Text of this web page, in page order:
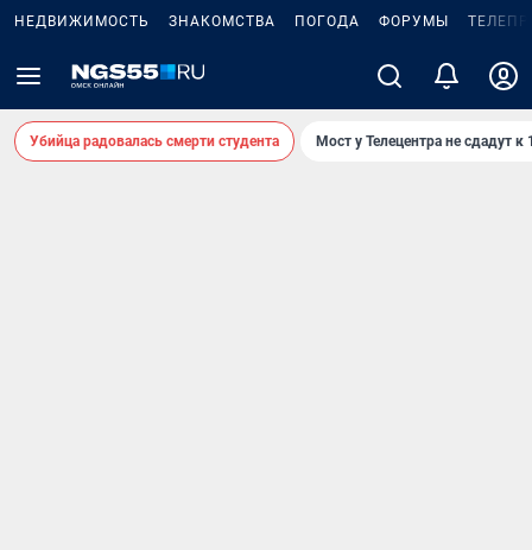
НЕДВИЖИМОСТЬ ЗНАКОМСТВА ПОГОДА ФОРУМЫ
Убийца радовалась смерти студента Мост у Телецентра не сдадут к